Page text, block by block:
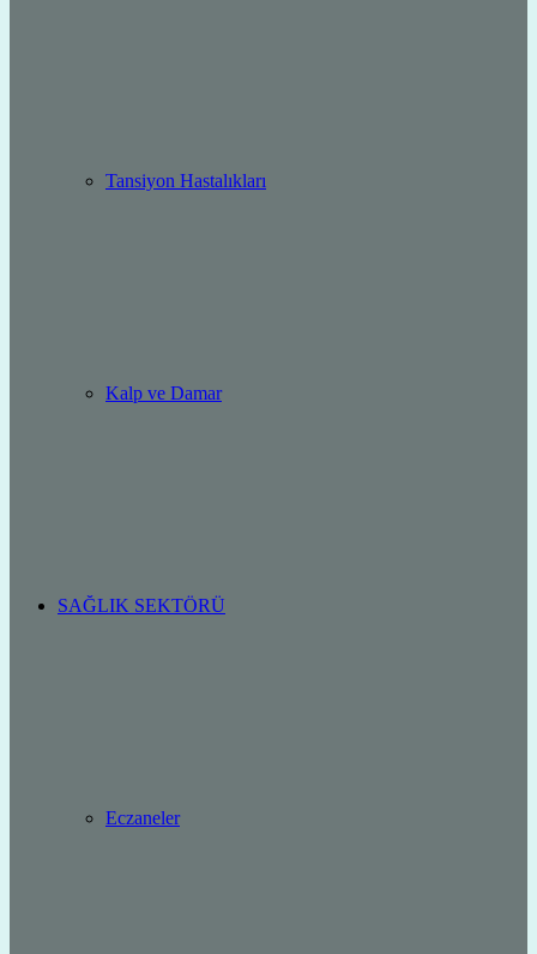
Tansiyon Hastalıkları
Kalp ve Damar
SAĞLIK SEKTÖRÜ
Eczaneler